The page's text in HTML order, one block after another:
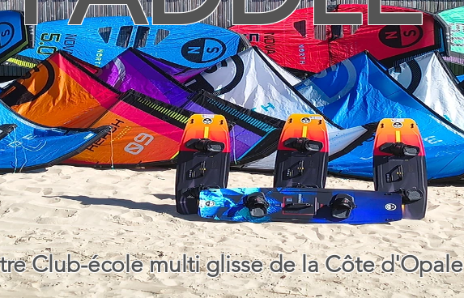
Club-école multi glisse de la Côte d'Opale